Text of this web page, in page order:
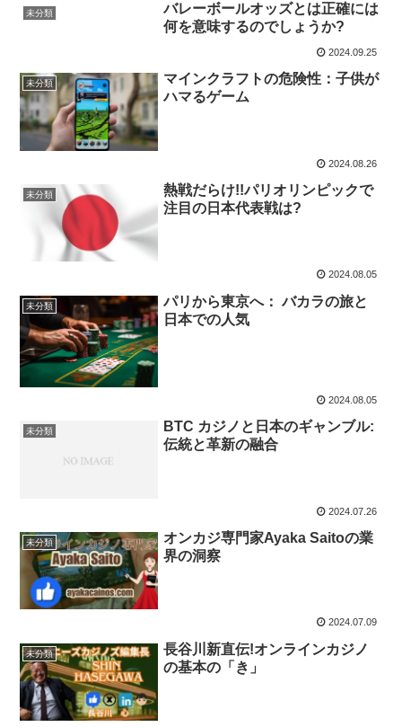
未分類
バレーボールオッズとは正確には
何を意味するのでしょうか?
2024.09.25
未分類
マインクラフトの危険性：子供が
ハマるゲーム
2024.08.26
未分類
熱戦だらけ!!パリオリンピックで
注目の日本代表戦は?
2024.08.05
未分類
パリから東京へ： バカラの旅と
日本での人気
2024.08.05
未分類
BTC カジノと日本のギャンブル:
伝統と革新の融合
2024.07.26
未分類
オンカジ専門家Ayaka Saitoの業
界の洞察
2024.07.09
未分類
長谷川新直伝!オンラインカジノ
の基本の「き」